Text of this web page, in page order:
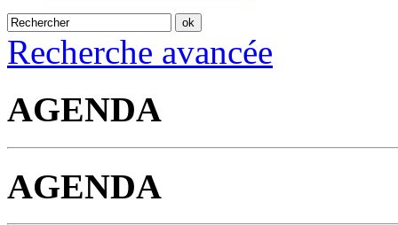
Recherche avancée
AGENDA
AGENDA